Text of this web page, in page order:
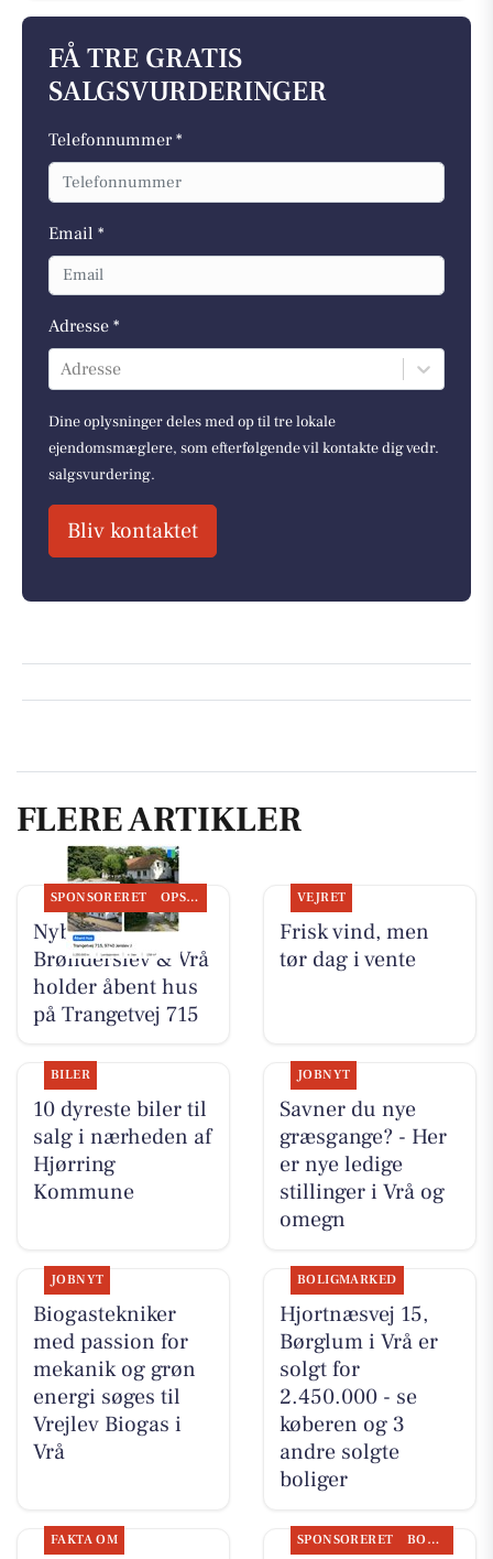
FÅ TRE GRATIS
SALGSVURDERINGER
Telefonnummer *
Email *
Adresse *
Adresse
Dine oplysninger deles med op til tre lokale
ejendomsmæglere, som efterfølgende vil kontakte dig vedr.
salgsvurdering.
Bliv kontaktet
FLERE ARTIKLER
SPONSORERET OPSLAGSTAVLEN
Nybolig
Brønderslev & Vrå
holder åbent hus
på Trangetvej 715
VEJRET
Frisk vind, men
tør dag i vente
BILER
10 dyreste biler til
salg i nærheden af
Hjørring
Kommune
JOBNYT
Savner du nye
græsgange? - Her
er nye ledige
stillinger i Vrå og
omegn
JOBNYT
Biogastekniker
med passion for
mekanik og grøn
energi søges til
Vrejlev Biogas i
Vrå
BOLIGMARKED
Hjortnæsvej 15,
Børglum i Vrå er
solgt for
2.450.000 - se
køberen og 3
andre solgte
boliger
FAKTA OM SPONSORERET BOLIGMARKED